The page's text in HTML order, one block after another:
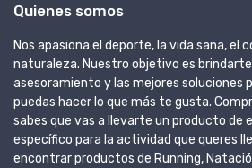
Quienes somos
Nos apasiona el deporte, la vida sana, el
naturaleza. Nuestro objetivo es
asesoramiento y las mejores soluciones
puedas hacer lo que más te gusta.
sabes que vas a llevarte un producto de
específico para la actividad que queres
encontrar productos de Running,